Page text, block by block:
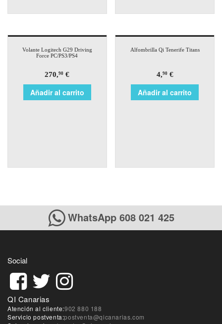
Volante Logitech G29 Driving
Force PC/PS3/PS4
270,90 €
Añadir al carrito
Alfombrilla Qi Tenerife Titans
4,90€
Añadir al carrito
WhatsApp 608 021 425
Social
QI Canarias
Atención al cliente:902 880 188
Servicio postventa:postventa@qicanarias.com